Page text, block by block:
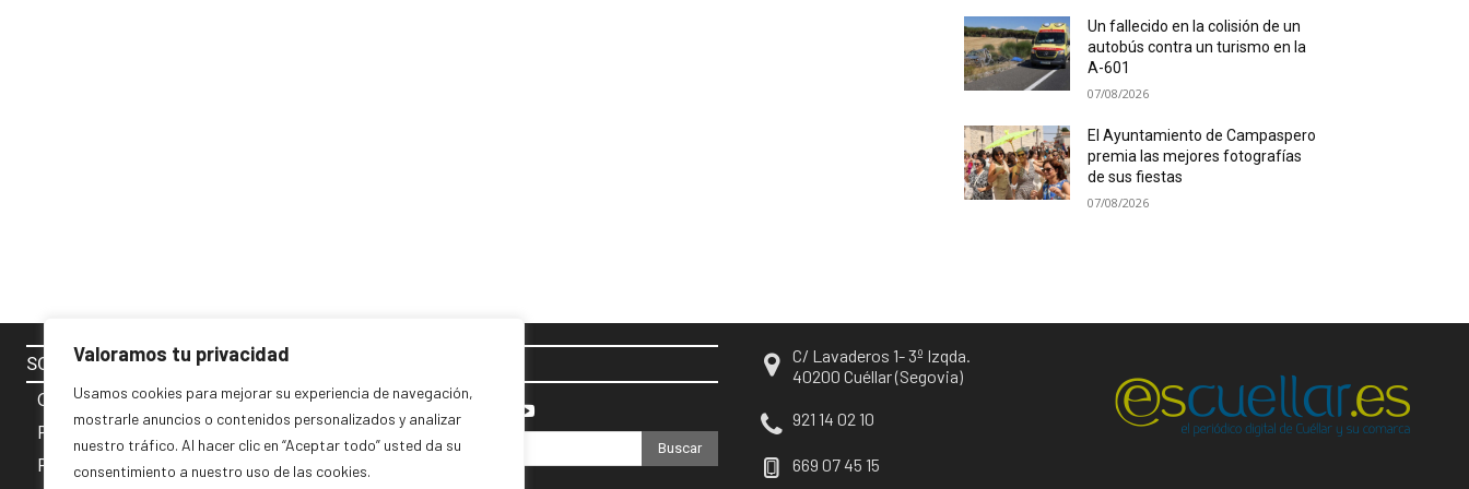
Valoramos tu privacidad
Usamos cookies para mejorar su experiencia de navegación,
mostrarle anuncios o contenidos personalizados y analizar
nuestro tráfico. Al hacer clic en “Aceptar todo” usted da su
consentimiento a nuestro uso de las cookies.
Un fallecido en la colisión de un
autobús contra un turismo en la
A-601
07/08/2026
El Ayuntamiento de Campaspero
premia las mejores fotografías
de sus fiestas
07/08/2026
SOBRE NOSOTROS
Contacto
Política de cookies
Privacidad y Aviso Legal
Buscar
C/ Lavaderos 1- 3º Izqda.
40200 Cuéllar (Segovia)
921 14 02 10
669 07 45 15